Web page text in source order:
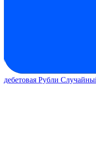
дебетовая Рубли